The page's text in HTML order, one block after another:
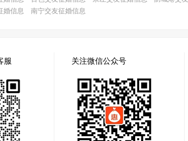
婚信息 南宁交友征婚信息
服 关注微信公众号